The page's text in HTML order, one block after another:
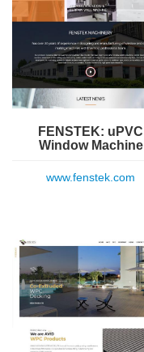
FENSTEK: uPVC
Window Machine
www.fenstek.com